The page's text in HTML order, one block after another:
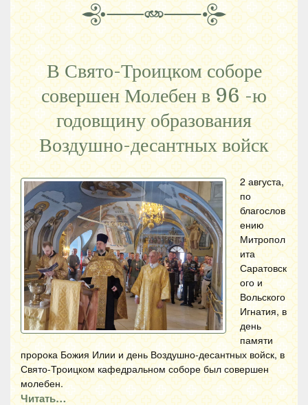
В Свято-Троицком соборе
совершен Молебен в 96 -ю
годовщину образования
Воздушно-десантных войск
2 августа,
по
благослов
ению
Митропол
ита
Саратовск
ого и
Вольского
Игнатия, в
день
памяти
пророка Божия Илии и день Воздушно-десантных войск, в
Свято-Троицком кафедральном соборе был совершен
молебен.
Читать…